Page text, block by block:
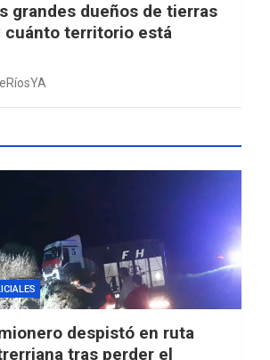
grandes dueños de tierras
cuánto territorio está
despistó en ruta
tras perder el